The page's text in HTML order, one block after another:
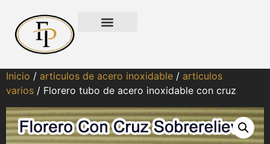
Inicio / articulos de acero inoxidable / articulos
varios / Florero tubo de acero inoxidable con cruz